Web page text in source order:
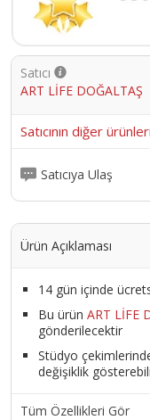
Satıcı
ART LİFE DOĞALTAŞ
Satıcının diğer
Satıcıya Ulaş
Ürün Açıklaması
14 gün içinde
Bu ürün ART LİFE
gönderilecektir
Stüdyo çekimlerinde
değişiklik
Tüm Özellikleri Gör